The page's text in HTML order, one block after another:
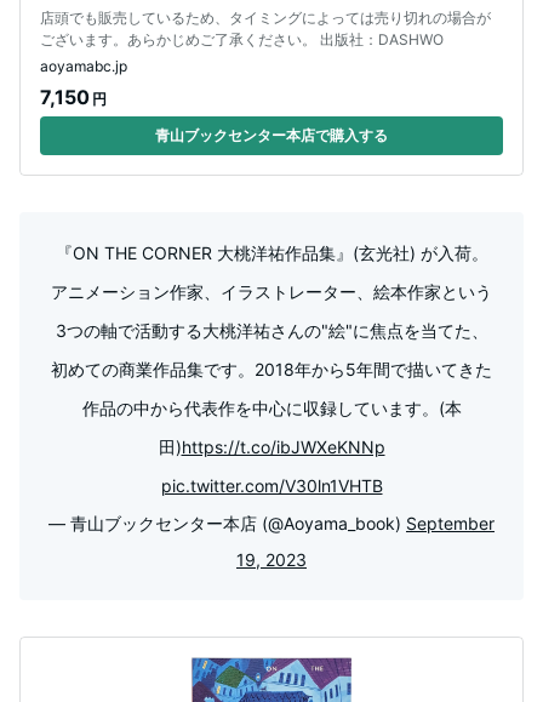
店頭でも販売しているため、タイミングによっては売り切れの場合が
ございます。あらかじめご了承ください。 出版社：DASHWO
aoyamabc.jp
7,150 円
青山ブックセンター本店で購入する
『ON THE CORNER 大桃洋祐作品集』(玄光社) が入荷。
アニメーション作家、イラストレーター、絵本作家という
3つの軸で活動する大桃洋祐さんの"絵"に焦点を当てた、
初めての商業作品集です。2018年から5年間で描いてきた
作品の中から代表作を中心に収録しています。(本
田)https://t.co/ibJWXeKNNp
pic.twitter.com/V30ln1VHTB
— 青山ブックセンター本店 (@Aoyama_book) September
19, 2023